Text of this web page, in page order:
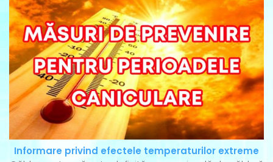
Informare privind efectele temperaturilor extreme